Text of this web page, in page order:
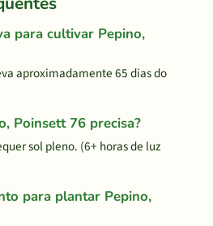
para cultivar Pepino,
aproximadamente 65 dias do
Poinsett 76 precisa?
sol pleno. (6+ horas de luz
para plantar Pepino,